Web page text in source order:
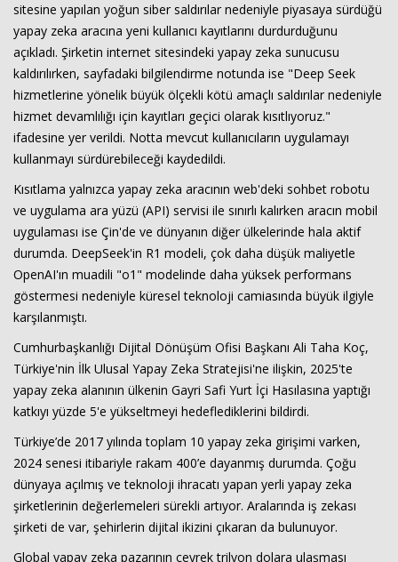
sitesine yapılan yoğun siber saldırılar nedeniyle piyasaya sürdüğü
yapay zeka aracına yeni kullanıcı kayıtlarını durdurduğunu
açıkladı. Şirketin internet sitesindeki yapay zeka sunucusu
kaldırılırken, sayfadaki bilgilendirme notunda ise "Deep Seek
hizmetlerine yönelik büyük ölçekli kötü amaçlı saldırılar nedeniyle
hizmet devamlılığı için kayıtları geçici olarak kısıtlıyoruz."
ifadesine yer verildi. Notta mevcut kullanıcıların uygulamayı
kullanmayı sürdürebileceği kaydedildi.
Kısıtlama yalnızca yapay zeka aracının web'deki sohbet robotu
ve uygulama ara yüzü (API) servisi ile sınırlı kalırken aracın mobil
uygulaması ise Çin'de ve dünyanın diğer ülkelerinde hala aktif
durumda. DeepSeek'in R1 modeli, çok daha düşük maliyetle
OpenAI'ın muadili "o1" modelinde daha yüksek performans
göstermesi nedeniyle küresel teknoloji camiasında büyük ilgiyle
karşılanmıştı.
Cumhurbaşkanlığı Dijital Dönüşüm Ofisi Başkanı Ali Taha Koç,
Türkiye'nin İlk Ulusal Yapay Zeka Stratejisi'ne ilişkin, 2025'te
yapay zeka alanının ülkenin Gayri Safi Yurt İçi Hasılasına yaptığı
katkıyı yüzde 5'e yükseltmeyi hedeflediklerini bildirdi.
Türkiye’de 2017 yılında toplam 10 yapay zeka girişimi varken,
2024 senesi itibariyle rakam 400’e dayanmış durumda. Çoğu
dünyaya açılmış ve teknoloji ihracatı yapan yerli yapay zeka
şirketlerinin değerlemeleri sürekli artıyor. Aralarında iş zekası
şirketi de var, şehirlerin dijital ikizini çıkaran da bulunuyor.
Global yapay zeka pazarının çeyrek trilyon dolara ulaşması